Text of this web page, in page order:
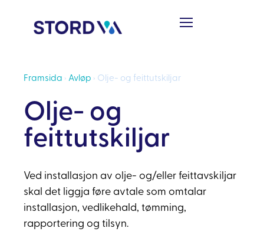
Framsida › Avløp › Olje- og feittutskiljar
Olje- og
feittutskiljar
Ved installasjon av olje- og/eller feittavskiljar
skal det liggja føre avtale som omtalar
installasjon, vedlikehald, tømming,
rapportering og tilsyn.